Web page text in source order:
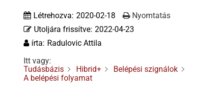
Adósegéd
Létrehozva: 2020-02-18
Utoljára frissítve: 2022-04-23
írta: Radulovic Attila
Nyomtatás
Itt vagy:
Tudásbázis
Hibrid+
Belépési szignálok
A belépési folyamat